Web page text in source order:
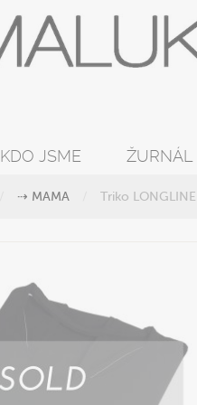
KDO JSME ŽURNÁL
⇢ MAMA Triko LONGLINE